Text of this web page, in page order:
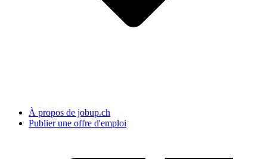
À propos de jobup.ch
Publier une offre d'emploi